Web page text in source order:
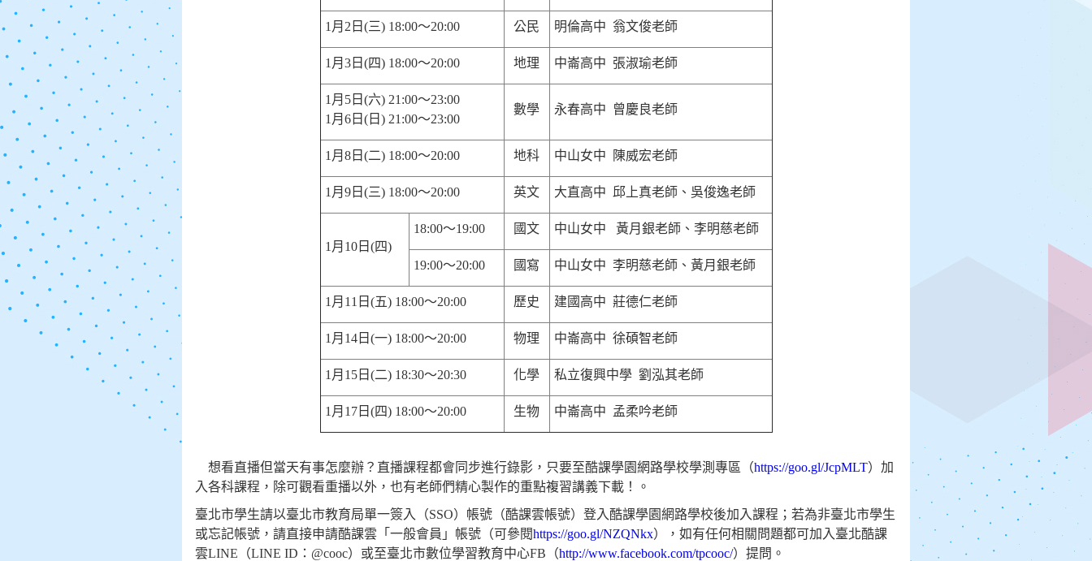
1 月 2 日 (三) 18:00～20:00 公民 明倫高中 翁文俊老師
1 月 3日 (四) 18:00～20:00 地理 中崙高中 張淑瑜老師
1 月 5日 (六) 21:00～23:00
1 月 6日 (日 ) 21:00～23:00
數學 永春高中 曾慶良老師
1 月 8日 (二) 18:00～20:00 地科 中山女中 陳威宏老師
1 月 9日 (三) 18:00～20:00 英文 大直高中 邱上真老師、吳俊逸老師
1 月 10日 (四)
18:00～19:00 國文 中山女中 黃月銀老師、李明慈老師
19:00～20:00 國寫 中山女中 李明慈老師、黃月銀老師
1 月 11 日 (五) 18:00～20:00 歷史 建國高中 莊德仁老師
1 月 14日 (一) 18:00～20:00 物理 中崙高中 徐碩智老師
1 月 15日 (二) 18:30～20:30 化學 私立復興中學 劉泓其老師
1 月 17日 (四) 18:00～20:00 生物 中崙高中 孟柔吟老師
想看直播但當天有事怎麼辦？直播課程都會同步進行錄影，只要至酷課學園網路學校學測專區（https://goo.gl/JcpMLT）加
入各科課程，除可觀看重播以外，也有老師們精心製作的重點複習講義下載！。
臺北市學生請以臺北市教育局單一簽入（SSO）帳號（酷課雲帳號）登入酷課學園網路學校後加入課程；若為非臺北市學生
或忘記帳號，請直接申請酷課雲「一般會員」帳號（可參閱https://goo.gl/NZQNkx），如有任何相關問題都可加入臺北酷課
雲LINE （LINE ID ： @cooc）或至臺北市數位學習教育中心FB （http://www.facebook.com/tpcooc/）提問。